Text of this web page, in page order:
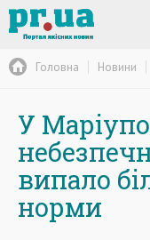
Головна Новини
У
випало
норми